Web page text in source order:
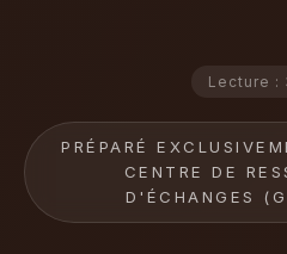
Lecture :
PRÉPARÉ
CENTRE DE
D'ÉCHANGES